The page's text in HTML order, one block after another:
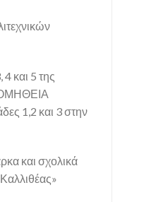
και 5 της
1,2 και 3 στην
και σχολικά